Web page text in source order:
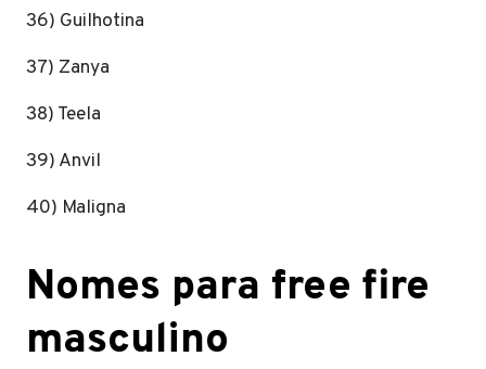
36) Guilhotina
37) Zanya
38) Teela
39) Anvil
40) Maligna
Nomes para free fire
masculino